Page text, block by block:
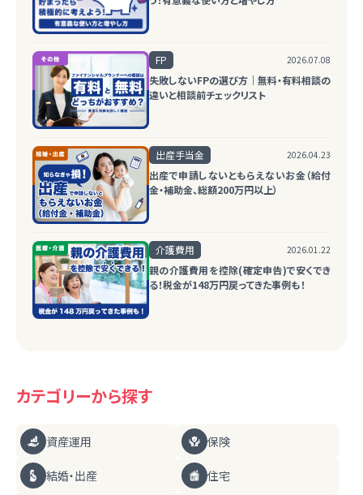
FP 2026.07.08
失敗しないFPの選び方｜無料・有料相談の
違いと相談前チェックリスト
出産手当金 2026.04.23
出産で申請しないともらえないお金（給付
金・補助金、総額200万円以上）
介護費用 2026.01.22
親の介護費用を控除(確定申告)で安くでき
る！税金が148万円戻ってきた事例も！
カテゴリーから探す
資産運用 保険
結婚・出産 住宅